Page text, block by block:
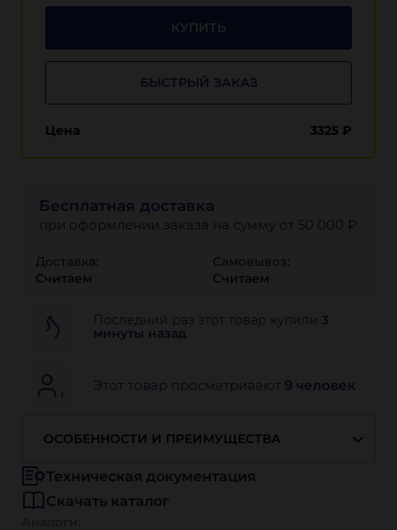
КУПИТЬ
БЫСТРЫЙ ЗАКАЗ
Цена 3325 ₽
Бесплатная доставка
при оформлении заказа на сумму от 50 000 ₽
Доставка:
Считаем
Самовывоз:
Считаем
Последний раз этот товар купили 3
минуты назад
Этот товар просматривают 9 человек
ОСОБЕННОСТИ И ПРЕИМУЩЕСТВА
Техническая документация
Скачать каталог